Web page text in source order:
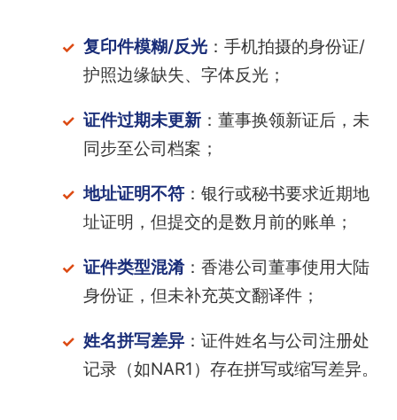
复印件模糊/反光：手机拍摄的身份证/
护照边缘缺失、字体反光；
证件过期未更新：董事换领新证后，未
同步至公司档案；
地址证明不符：银行或秘书要求近期地
址证明，但提交的是数月前的账单；
证件类型混淆：香港公司董事使用大陆
身份证，但未补充英文翻译件；
姓名拼写差异：证件姓名与公司注册处
记录（如NAR1）存在拼写或缩写差异。